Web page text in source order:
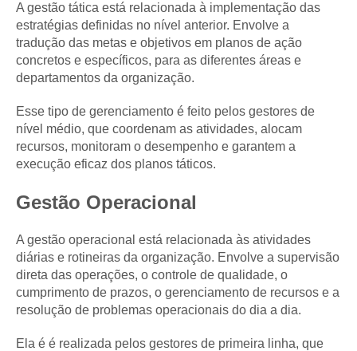
A gestão tática está relacionada à implementação das
estratégias definidas no nível anterior. Envolve a
tradução das metas e objetivos em planos de ação
concretos e específicos, para as diferentes áreas e
departamentos da organização.
Esse tipo de gerenciamento é feito pelos gestores de
nível médio, que coordenam as atividades, alocam
recursos, monitoram o desempenho e garantem a
execução eficaz dos planos táticos.
Gestão Operacional
A gestão operacional está relacionada às atividades
diárias e rotineiras da organização. Envolve a supervisão
direta das operações, o controle de qualidade, o
cumprimento de prazos, o gerenciamento de recursos e a
resolução de problemas operacionais do dia a dia.
Ela é é realizada pelos gestores de primeira linha, que